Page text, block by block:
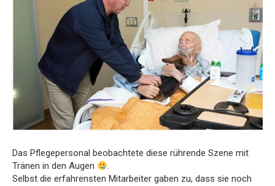
Das Pflegepersonal beobachtete diese rührende Szene mit
Tränen in den Augen
.
Selbst die erfahrensten Mitarbeiter gaben zu, dass sie noch